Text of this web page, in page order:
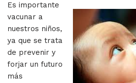
Es importante
vacunar a
nuestros niños,
ya que se trata
de prevenir y
forjar un futuro
más